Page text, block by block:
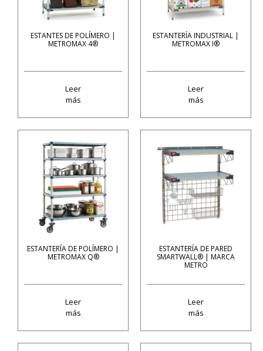
ESTANTES DE POLÍMERO |
METROMAX 4®
Leer
más
ESTANTERÍA INDUSTRIAL |
METROMAX I®
Leer
más
ESTANTERÍA DE POLÍMERO |
METROMAX Q®
Leer
más
ESTANTERÍA DE PARED
SMARTWALL® | MARCA
METRO
Leer
más